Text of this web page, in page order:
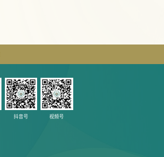
抖音号 视频号